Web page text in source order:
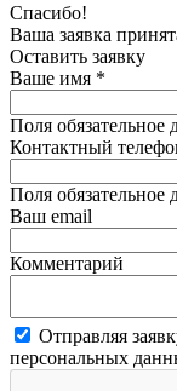
Спасибо!
Ваша заявка
Оставить заявку
Ваше имя *
Поля обязательное
Контактный
Поля обязательное
Ваш email
Комментарий
Отправляя
персональных